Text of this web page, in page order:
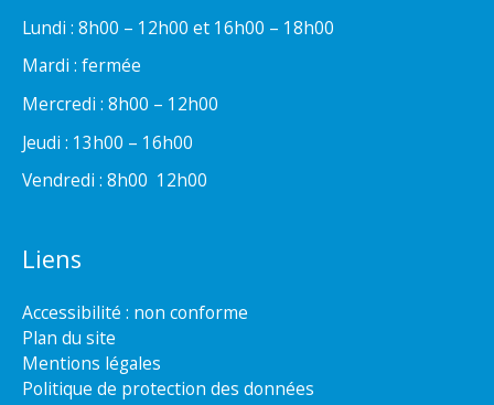
Lundi : 8h00 – 12h00 et 16h00 – 18h00
Mardi : fermée
Mercredi : 8h00 – 12h00
Jeudi : 13h00 – 16h00
Vendredi : 8h00  12h00
Liens
Accessibilité : non conforme
Plan du site
Mentions légales
Politique de protection des données